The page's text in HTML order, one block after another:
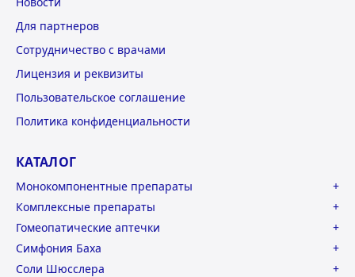
Для партнеров
Сотрудничество с врачами
Лицензия и реквизиты
Пользовательское соглашение
Политика конфиденциальности
КАТАЛОГ
Монокомпонентные препараты
Комплексные препараты
Гомеопатические аптечки
Симфония Баха
Соли Шюсслера